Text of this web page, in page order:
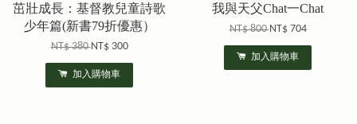
茁壯成長：基督教兒童詩歌
少年篇(新書79折優惠）
NT$ 380NT$ 300
加入購物車
我與天父Chat一Chat
NT$ 800NT$ 704
加入購物車